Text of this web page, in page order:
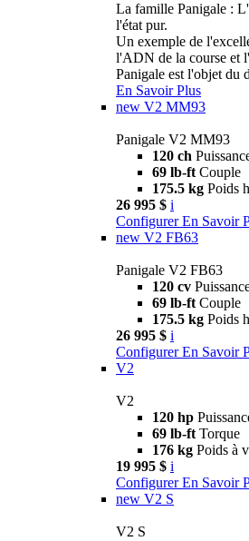
La famille Panigale :
l'état pur.
Un exemple de
l'ADN de la course et
Panigale est l'objet du
En Savoir Plus
new V2 MM93
Panigale V2 MM93
120 ch
69 lb-ft Couple
175.5 kg Poids
26 995 $ i
Configurer En Savoir
new V2 FB63
Panigale V2 FB63
120 cv
69 lb-ft Couple
175.5 kg Poids
26 995 $ i
Configurer En Savoir
V2
V2
120 hp
69 lb-ft Torque
176 kg Poids à
19 995 $ i
Configurer En Savoir
new V2 S
V2 S